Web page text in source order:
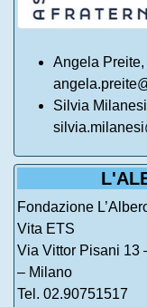
Angela
Silvia
Fondazione
Vita ETS
Via Vittor Pisani 13
– Milano
Tel. 02.90751517